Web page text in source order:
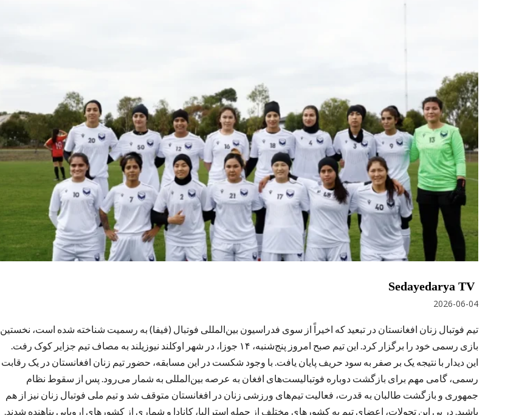
Sedayedarya TV
2026-06-04
تیم فوتبال زنان افغانستان در تبعید که اخیراً از سوی فدراسیون بین‌المللی فوتبال (فیفا) به‌ رسمیت شناخته شده است، نخستین
بازی رسمی خود را برگزار کرد. این تیم صبح امروز پنج‌شنبه، ۱۴ جوزا، در شهر اوکلند نیوزیلند به مصاف تیم جزایر کوک رفت.
این دیدار با نتیجه یک بر صفر به سود حریف پایان یافت. با وجود شکست در این مسابقه، حضور تیم زنان افغانستان در یک رقابت
رسمی، گامی مهم برای بازگشت دوباره فوتبالیست‌های افغان به عرصه بین‌المللی به‌ شمار می‌رود. پس از سقوط نظام
جمهوری و بازگشت طالبان به قدرت، فعالیت تیم‌های ورزشی زنان در افغانستان متوقف شد و تیم ملی فوتبال زنان نیز از هم
پاشید. در پی این تحولات، اعضای تیم به کشورهای مختلف از جمله استرالیا، کانادا و شماری از کشورهای اروپایی پناهنده شدند.